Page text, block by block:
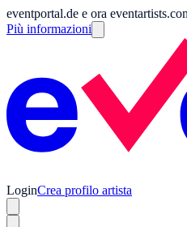
eventportal.de e ora
Più informazioni
LoginCrea profilo artista